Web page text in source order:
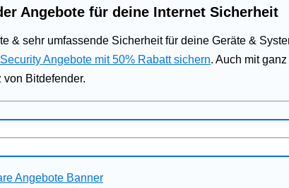
Angebote für deine Internet Sicherheit
& sehr umfassende Sicherheit für deine Geräte &
Angebote mit 50% Rabatt sichern. Auch mit
von Bitdefender.